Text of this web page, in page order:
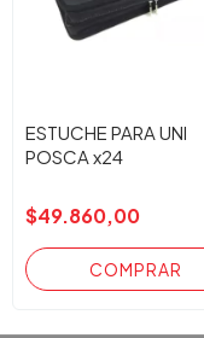
ESTUCHE PARA UNI
POSCA x24
$49.860,00